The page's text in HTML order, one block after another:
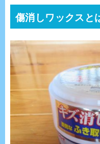
傷消しワックスと